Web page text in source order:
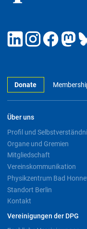
Donate
Über uns
Profil und
Organe und Gremien
Mitgliedschaft
Vereinskommunikation
Physikzentrum Bad
Standort Berlin
Kontakt
Vereinigungen der DPG